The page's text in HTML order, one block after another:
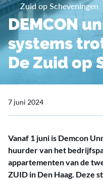
Zuid op Scheveningen
DEMCON
systems
De Zuid op
7 juni 2024
Vanaf 1 juni is Demcon
huurder van het
appartementen van de
ZUID in Den Haag. Deze